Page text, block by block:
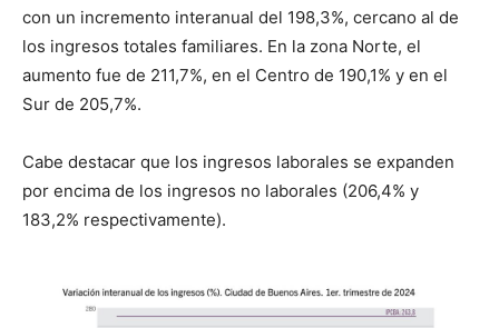
con un incremento interanual del 198,3%, cercano al de
los ingresos totales familiares. En la zona Norte, el
aumento fue de 211,7%, en el Centro de 190,1% y en el
Sur de 205,7%.
Cabe destacar que los ingresos laborales se expanden
por encima de los ingresos no laborales (206,4% y
183,2% respectivamente).